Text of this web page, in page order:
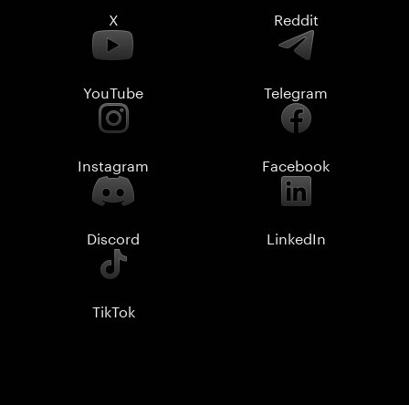
X Reddit
YouTube Telegram
Instagram Facebook
Discord LinkedIn
TikTok